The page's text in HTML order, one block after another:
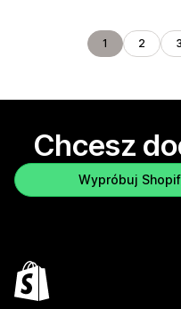
1 2 3
Chcesz
Wypróbuj